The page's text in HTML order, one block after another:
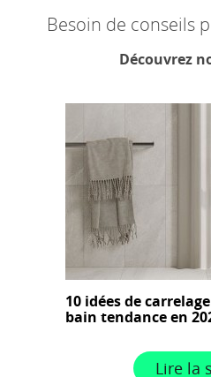
Besoin de conseils
Découvrez
10 idées de
bain tendance en
Lire la